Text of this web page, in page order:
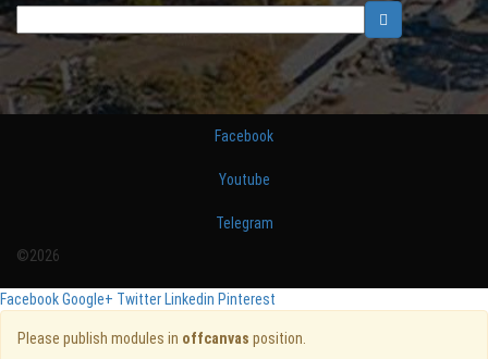
Facebook
Youtube
Telegram
©2026
FacebookGoogle+ Twitter Linkedin Pinterest
Please publish modules in offcanvas position.